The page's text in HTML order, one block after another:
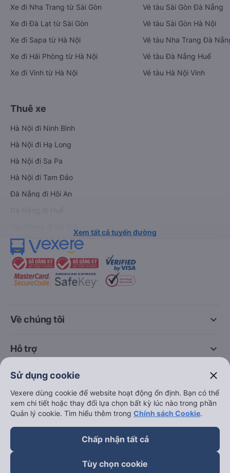
Xe đi Nha Trang từ Sài Gòn
Xe đi Đà Lạt từ Sài Gòn
Xe đi Sapa từ Hà Nội
Xe đi Hải Phòng từ Hà Nội
Xe đi Vinh từ Hà Nội
Vé tàu Sài Gòn Đà Nẵng
Vé tàu Sài Gòn Hà Nội
Vé tàu Nha Trang Đà
Vé tàu Đà Nẵng Huế
Vé tàu Hà Nội Vinh
Thuê xe
Hà Nội đi Ninh Bình
Hà Nội đi Hạ Long
Hà Nội đi Sa Pa
Hà Nội đi Tam Đảo
Đà Nẵng đi Hội An
Xem tất cả tuyến đường
keyboard_arrow_down
Về chúng tôi
keyboard_arrow_down
Hỗ trợ
keyboard_arrow_down
Trở thành đối tác
Đối tác thanh toán
Sử dụng cookie close
Vexere dùng cookie để website hoạt động ổn định. Bạn có thể
xem chi tiết hoặc thay đổi lựa chọn bất kỳ lúc nào trong phần
Quản lý cookie. Tìm hiểu thêm trong Chính sách Cookie.
Chấp nhận tất cả
Tùy chọn cookie